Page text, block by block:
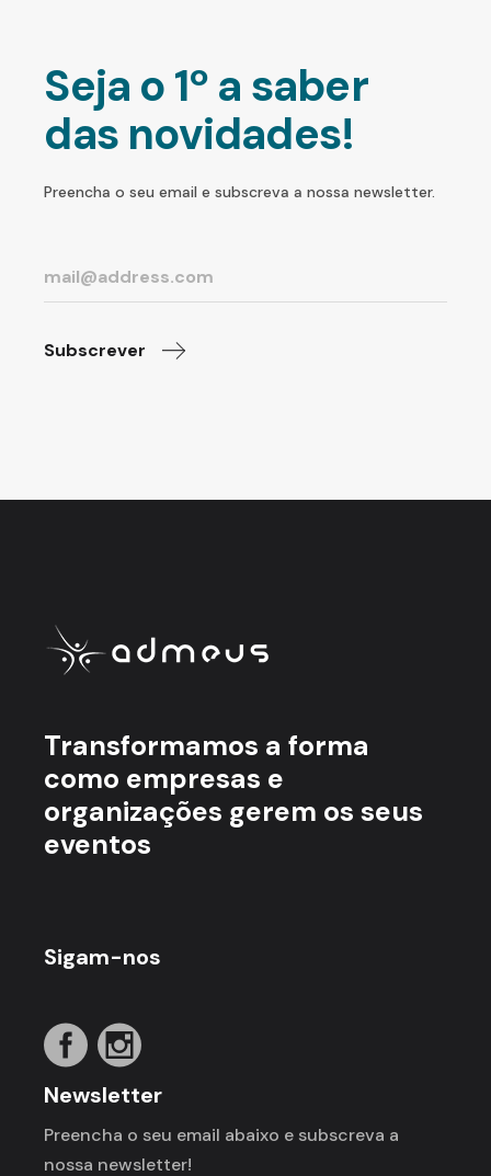
Seja o 1º a saber
das novidades!
Preencha o seu email e subscreva a nossa newsletter.
Subscrever
Transformamos a forma
como empresas e
organizações gerem os seus
eventos
Sigam-nos
Newsletter
Preencha o seu email abaixo e subscreva a
nossa newsletter!